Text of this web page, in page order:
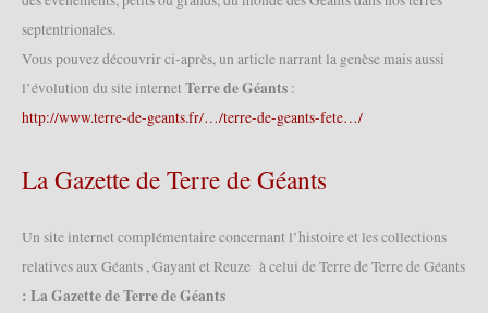
septentrionales.
Vous pouvez découvrir ci-après, un article narrant la genèse mais aussi
l’évolution du site internet Terre de Géants :
http://www.terre-de-geants.fr/…/terre-de-geants-fete…/
La Gazette de Terre de Géants
Un site internet complémentaire concernant l’histoire et les collections
relatives aux Géants , Gayant et Reuze à celui de Terre de Terre de Géants
: La Gazette de Terre de Géants